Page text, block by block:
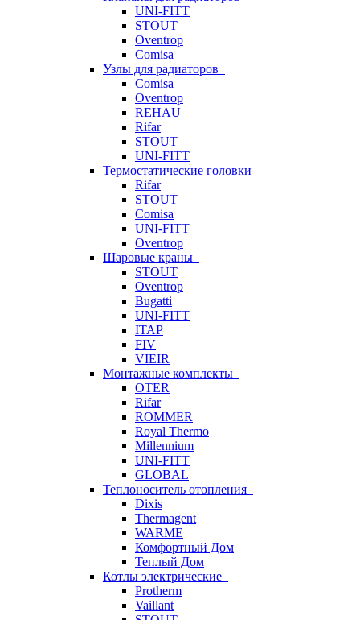
UNI-FITT
STOUT
Oventrop
Comisa
Узлы для радиаторов
Comisa
Oventrop
REHAU
Rifar
STOUT
UNI-FITT
Термостатические головки
Rifar
STOUT
Comisa
UNI-FITT
Oventrop
Шаровые краны
STOUT
Oventrop
Bugatti
UNI-FITT
ITAP
FIV
VIEIR
Монтажные комплекты
OTER
Rifar
ROMMER
Royal Thermo
Millennium
UNI-FITT
GLOBAL
Теплоноситель отопления
Dixis
Thermagent
WARME
Комфортный Дом
Теплый Дом
Котлы электрические
Protherm
Vaillant